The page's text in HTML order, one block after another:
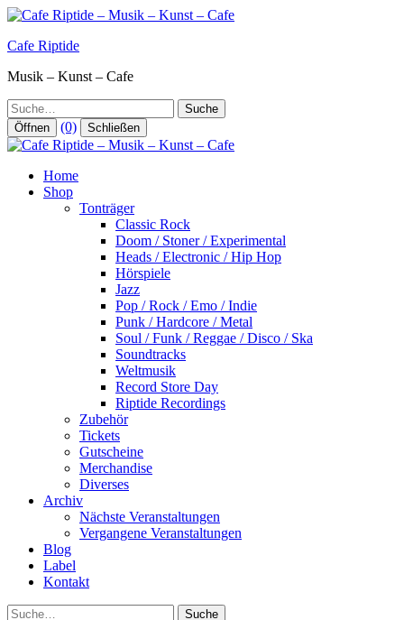
Zum
springen
Cafe Riptide
Musik – Kunst – Cafe
Suche
Öffnen (0) Schließen
Home
Shop
Tonträger
Classic Rock
Doom / Stoner / Experimental
Heads / Electronic / Hip Hop
Hörspiele
Jazz
Pop / Rock / Emo / Indie
Punk / Hardcore / Metal
Soul / Funk / Reggae / Disco / Ska
Soundtracks
Weltmusik
Record Store Day
Riptide Recordings
Zubehör
Tickets
Gutscheine
Merchandise
Diverses
Archiv
Nächste Veranstaltungen
Vergangene Veranstaltungen
Blog
Label
Kontakt
Suche